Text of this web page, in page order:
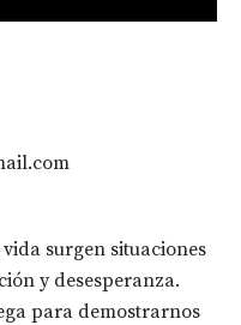
surgen situaciones
y desesperanza.
para demostrarnos